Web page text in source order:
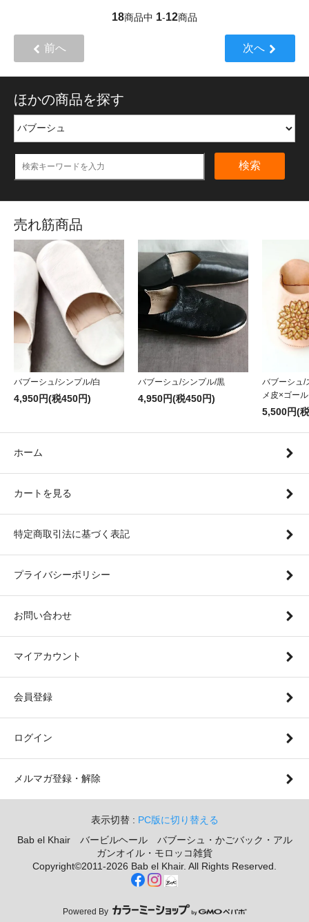
18商品中 1-12商品
前へ 次へ
ほかの商品を探す
検索
売れ筋商品
バブーシュ/シンプル/白
4,950円(税450円)
バブーシュ/シンプル/黒
4,950円(税450円)
バブーシュ/
メ皮×ゴー
5,500円(
ホーム
カートを見る
特定商取引法に基づく表記
プライバシーポリシー
お問い合わせ
マイアカウント
会員登録
ログイン
メルマガ登録・解除
表示切替 : PC版に切り替える
Bab el Khair バービルヘール バブーシュ・かごバック・アル
ガンオイル・モロッコ雑貨
Copyright©2011-2026 Bab el Khair. All Rights Reserved.
Powered By